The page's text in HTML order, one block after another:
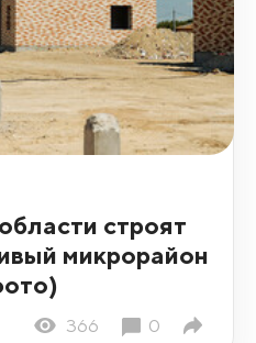
строят
микрорайон
366 0